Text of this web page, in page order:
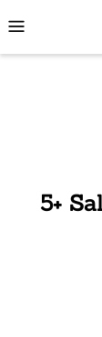
to
contentMenu
5+